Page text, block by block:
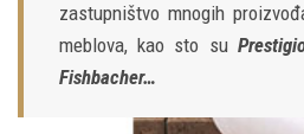
zastupništvo mnogih
meblova, kao sto su
Fishbacher…